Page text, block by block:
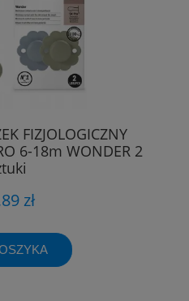
FIZJOLOGICZNY
6-18m WONDER 2
zł